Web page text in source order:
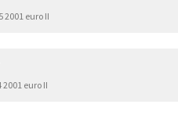
2001 euro II
euro II